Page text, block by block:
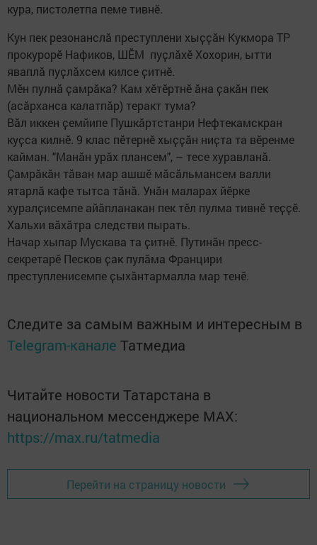
кура, пистолетпа пеме тивнӗ.
Кун пек резонанслӑ преступлени хыҫҫӑн Кукмора ТР
прокурорӗ Нафиков, ШӖМ пуҫлӑхӗ Хохорин, ытти
яваплӑ пуҫлӑхсем килсе ҫитнӗ.
Мӗн пулнӑ ҫамрӑка? Кам хӗтӗртнӗ ӑна ҫакӑн пек
(асӑрханса калатпӑр) теракт тума?
Вӑл иккен ҫемйипе Пушкӑртстанри Нефтекамскран
куҫса килнӗ. 9 клас пӗтернӗ хыҫҫӑн ниҫта та вӗренме
кайман. "Манӑн урӑх плансем", – тесе хуравланӑ.
Ҫамрӑкӑн тӑван мар ашшӗ мӑсӑльмансем валли
ятарлӑ кафе тытса тӑнӑ. Унӑн маларах йӗрке
хуралҫисемпе айӑпланакан пек тӗл пулма тивнӗ теҫҫӗ.
Хальхи вӑхӑтра следстви пырать.
Начар хыпар Мускава та ҫитнӗ. Путинӑн пресс-
секретарӗ Песков ҫак пулӑма Францири
преступленисемпе ҫыхӑнтармалла мар тенӗ.
Следите за самым важным и интересным в
Telegram-канале Татмедиа
Читайте новости Татарстана в
национальном мессенджере MАХ:
https://max.ru/tatmedia
Перейти на страницу новости